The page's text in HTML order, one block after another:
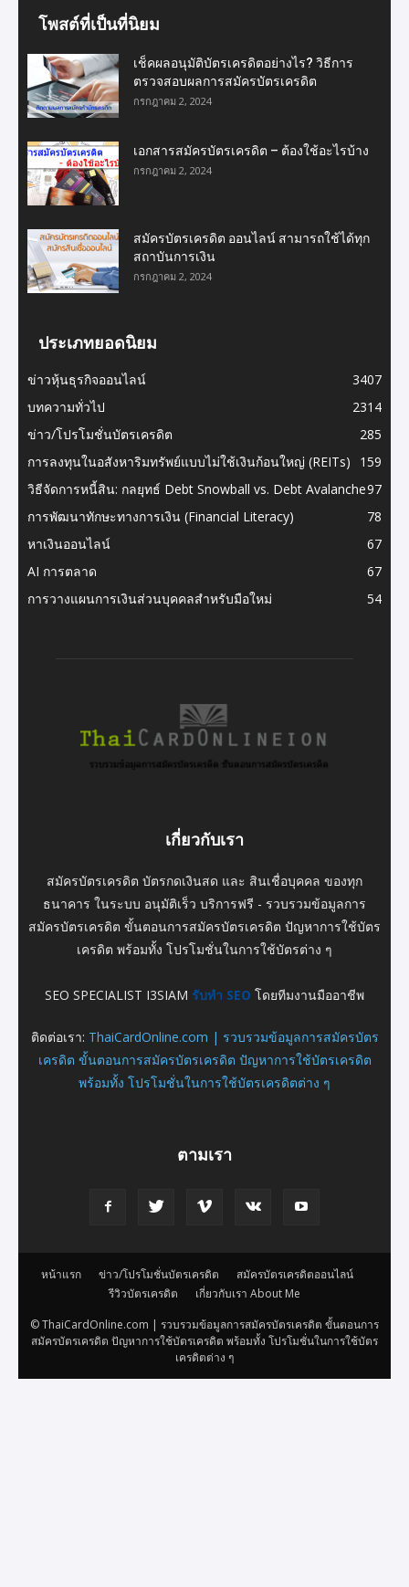
โพสต์ที่เป็นที่นิยม
เช็คผลอนุมัติบัตรเครดิตอย่างไร? วิธีการ
ตรวจสอบผลการสมัครบัตรเครดิต
กรกฎาคม 2, 2024
เอกสารสมัครบัตรเครดิต – ต้องใช้อะไรบ้าง
กรกฎาคม 2, 2024
สมัครบัตรเครดิต ออนไลน์ สามารถใช้ได้ทุก
สถาบันการเงิน
กรกฎาคม 2, 2024
ประเภทยอดนิยม
ข่าวหุ้นธุรกิจออนไลน์
3407
บทความทั่วไป
2314
ข่าว/โปรโมชั่นบัตรเครดิต
285
การลงทุนในอสังหาริมทรัพย์แบบไม่ใช้เงินก้อนใหญ่ (REITs)
159
วิธีจัดการหนี้สิน: กลยุทธ์ Debt Snowball vs. Debt Avalanche97
การพัฒนาทักษะทางการเงิน (Financial Literacy)
78
หาเงินออนไลน์
67
AI การตลาด
67
การวางแผนการเงินส่วนบุคคลสำหรับมือใหม่
54
เกี่ยวกับเรา
สมัครบัตรเครดิต บัตรกดเงินสด และ สินเชื่อบุคคล ของทุก
ธนาคาร ในระบบ อนุมัติเร็ว บริการฟรี - รวบรวมข้อมูลการ
สมัครบัตรเครดิต ขั้นตอนการสมัครบัตรเครดิต ปัญหาการใช้บัตร
เครดิต พร้อมทั้ง โปรโมชั่นในการใช้บัตรต่าง ๆ
SEO SPECIALIST I3SIAM รับทำ SEO โดยทีมงานมืออาชีพ
ติดต่อเรา: ThaiCardOnline.com | รวบรวมข้อมูลการสมัครบัตร
เครดิต ขั้นตอนการสมัครบัตรเครดิต ปัญหาการใช้บัตรเครดิต
พร้อมทั้ง โปรโมชั่นในการใช้บัตรเครดิตต่าง ๆ
ตามเรา
หน้าแรก ข่าว/โปรโมชั่นบัตรเครดิต
สมัครบัตรเครดิตออนไลน์
รีวิวบัตรเครดิต
เกี่ยวกับเรา About Me
© ThaiCardOnline.com | รวบรวมข้อมูลการสมัครบัตรเครดิต ขั้นตอนการ
สมัครบัตรเครดิต ปัญหาการใช้บัตรเครดิต พร้อมทั้ง โปรโมชั่นในการใช้บัตร
เครดิตต่าง ๆ